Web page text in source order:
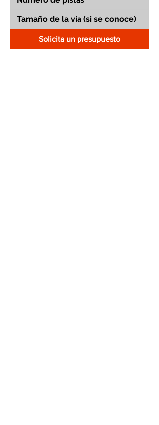
Solicita un presupuesto